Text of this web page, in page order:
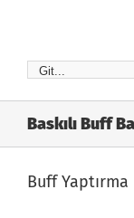
Git...
Baskılı Buff
Buff Yaptırma